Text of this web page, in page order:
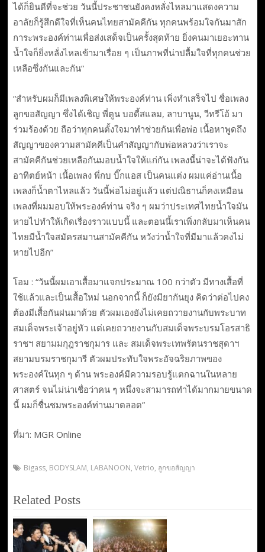
ได้ก็ยินดีที่จะช่วย วันนี้ประชาชนยังคงหลั่งไหลมาแสดงความ
อาลัยก็รู้สึกดีใจที่เห็นคนไทยสามัคคีกัน ทุกคนพร้อมใจกันมาสัก
การะพระองค์ท่านเพื่อส่งเสด็จเป็นครั้งสุดท้าย ยิ่งคนมาเยอะทาน
น้ำใจก็ยิ่งหลั่งไหลเข้ามาเรื่อย ๆ เป็นภาพที่น่าปลื้มใจที่ทุกคนช่วย
เหลือซึ่งกันและกัน”
“สำหรับผมก็มีเพลงพิเศษให้พระองค์ท่าน เพิ่งทำเสร็จไป ชื่อเพลง
ลูกขอสัญญา ซึ่งได้เชิญ พี่ตูน บอดี้สแลม, ลาบานูน, วีทรีโอ้ มา
ร่วมร้องด้วย ถือว่าทุกคนตั้งใจมาทำช่วยกันเพื่อพ่อ เนื้อหาพูดถึง
สัญญาของความสามัคคีเป็นคำสัญญากับพ่อหลวงว่าเราจะ
สามัคคีกันช่วยเหลือกันมอบน้ำใจให้แก่กัน เพลงนี้น่าจะได้ฟังกัน
อาทิตย์หน้า เนื้อเพลง พี่กบ บิ๊กแอส เป็นคนแต่ง ผมแค่อ่านเนื้อ
เพลงก็น้ำตาไหลแล้ว วันนี้พ่อไม่อยู่แล้ว แต่ปณิธานก็คงเหมือน
เพลงที่ผมมอบให้พระองค์ท่าน จริง ๆ ผมว่าประเทศไทยน้ำใจมัน
หายไปทำให้เกิดเรื่องราวแบบนี้ และตอนนี้เราเพิ่งกลับมาเห็นคน
ไทยมีน้ำใจสมัครสมานสามัคคีกัน หวังว่าน้ำใจที่มีมาแล้วคงไม่
หายไปอีก”
โอม : “วันนี้ผมเอาเสื้อมาแจกประมาณ 100 กว่าตัว มีทางเสื้อที่
ใช้แล้วและเป็นเสื้อใหม่ นอกจากนี้ ก็ยังมียากันยุง คิดว่าต่อไปคง
ต้องมีเสื้อกันฝนมาด้วย ตัวผมเองยังไม่เคยถวายงานกับพระบาท
สมเด็จพระเจ้าอยู่หัว แต่เคยถวายงานกับสมเด็จพระบรมโอรสาธิ
ราชฯ สยามมกุฎราชกุมาร และ สมเด็จพระเทพรัตนราชสุดาฯ
สยามบรมราชกุมารี ตัวผมประทับใจพระอัจฉริยภาพของ
พระองค์ในทุก ๆ ด้าน พระองค์มีความรอบรู้แตกฉานในหลาย
ศาสตร์ จนไม่น่าเชื่อว่าคน ๆ หนึ่งจะสามารถทำได้มากมายขนาด
นี้ ผมก็ชื่นชมพระองค์ท่านมาตลอด”
ที่มา: MGR Online
Bigass, BODYSLAM, LABANOON, Vetrio, ลูกขอสัญญา
Related Posts